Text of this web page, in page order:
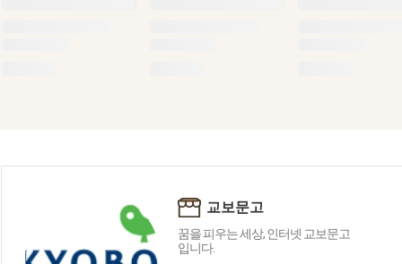
교보문고
꿈을 피우는 세상, 인터넷 교보문고
입니다.